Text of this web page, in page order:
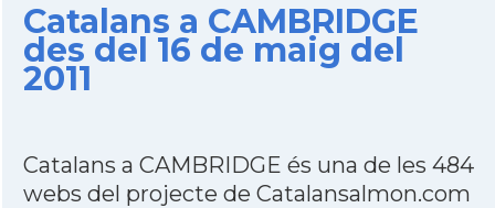
Catalans a CAMBRIDGE
des del 16 de maig del
2011
Catalans a CAMBRIDGE és una de les 484
webs del projecte de Catalansalmon.com